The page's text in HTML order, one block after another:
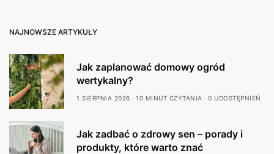
NAJNOWSZE ARTYKUŁY
Jak zaplanować domowy ogród
wertykalny?
1 SIERPNIA 2026 10 MINUT CZYTANIA 0 UDOSTĘPNIEŃ
Jak zadbać o zdrowy sen – porady i
produkty, które warto znać